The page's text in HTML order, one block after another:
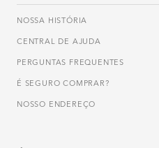
NOSSA HISTÓRIA
CENTRAL DE AJUDA
PERGUNTAS FREQUENTES
É SEGURO COMPRAR?
NOSSO ENDEREÇO